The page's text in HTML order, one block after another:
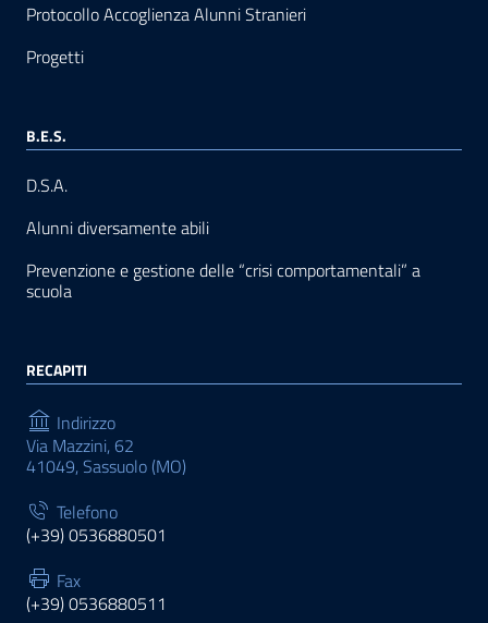
Protocollo Accoglienza Alunni Stranieri
Progetti
B.E.S.
D.S.A.
Alunni diversamente abili
Prevenzione e gestione delle “crisi comportamentali” a
scuola
RECAPITI
Indirizzo
Via Mazzini, 62
41049, Sassuolo (MO)
Telefono
(+39) 0536880501
Fax
(+39) 0536880511